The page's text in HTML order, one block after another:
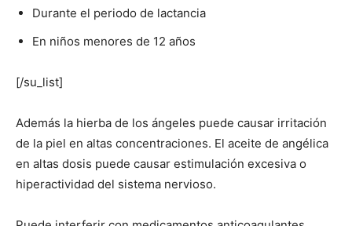
Durante el periodo de lactancia
En niños menores de 12 años
[/su_list]
Además la hierba de los ángeles puede causar irritación
de la piel en altas concentraciones. El aceite de angélica
en altas dosis puede causar estimulación excesiva o
hiperactividad del sistema nervioso.